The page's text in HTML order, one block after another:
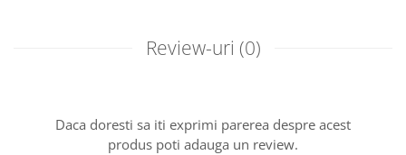
Review-uri (0)
Daca doresti sa iti exprimi parerea despre acest
produs poti adauga un review.